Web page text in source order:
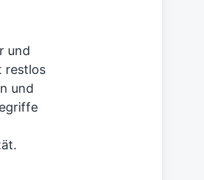
und
restlos
und